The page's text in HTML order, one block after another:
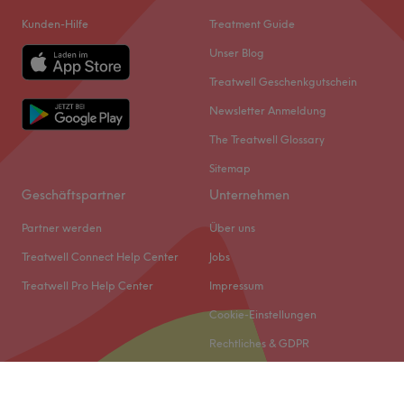
Kunden-Hilfe Treatment Guide
Unser Blog
Treatwell Geschenkgutschein
Newsletter Anmeldung
The Treatwell Glossary
Sitemap
Geschäftspartner
Partner werden
Treatwell Connect Help Center
Treatwell Pro Help Center
Unternehmen
Über uns
Jobs
Impressum
Cookie-Einstellungen
Rechtliches & GDPR